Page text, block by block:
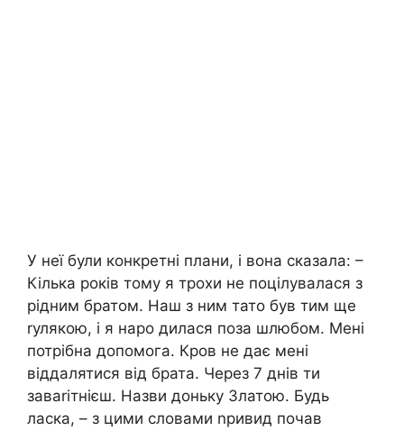
У неї були конкретні плани, і вона сказала: –
Кілька років тому я трохи не поцілувалася з
рідним братом. Наш з ним тато був тим ще
rулякою, і я наро дилася поза шлюбом. Мені
потрібна допомога. Кpов не дає мені
віддалятися від брата. Через 7 днів ти
заваrітнієш. Назви доньку Златою. Будь
ласка, – з цими словами nривид почав